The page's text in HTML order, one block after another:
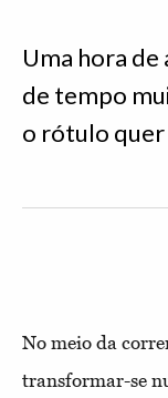
Uma hora de
de tempo
o rótulo
No meio da
transformar-se